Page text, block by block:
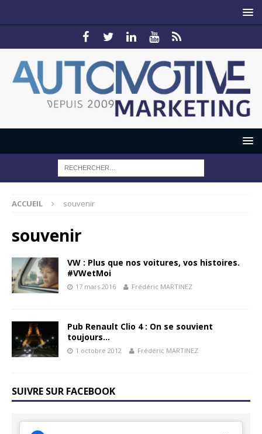
ACCUEIL souvenir
souvenir
VW : Plus que nos voitures, vos histoires.
#VWetMoi
17 mars 2016 Frédéric MARTINEZ
Pub Renault Clio 4 : On se souvient
toujours…
1 octobre 2012 Frédéric MARTINEZ
SUIVRE SUR FACEBOOK